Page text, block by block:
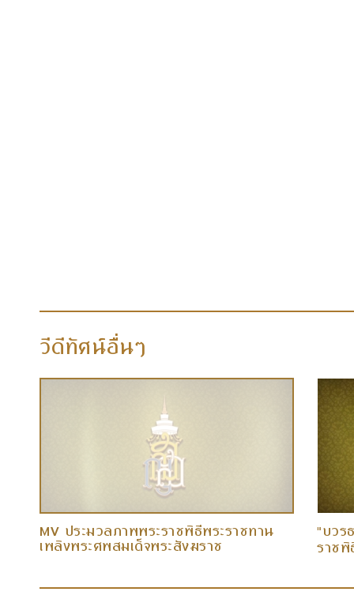
วีดีทัศน์อื่นๆ
MV ประมวลภาพพระราชพิธีพระราชทาน
เพลิงพระศพสมเด็จพระสังฆราช
"บวร
ราชพิ